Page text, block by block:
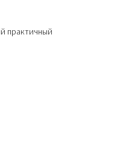
практичный